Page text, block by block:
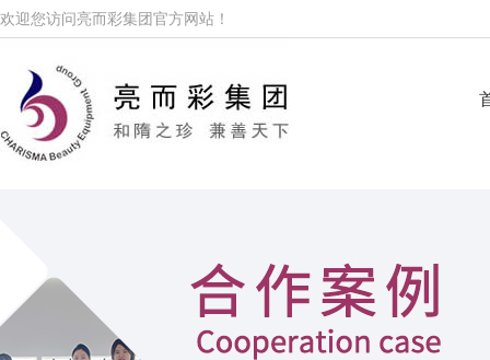
欢迎您访问亮而彩集团官方网站！